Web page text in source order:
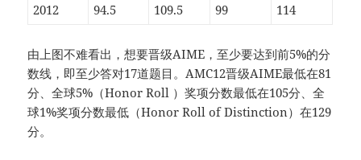
2012
94.5 109.5 99 114
由上图不难看出，想要晋级AIME，至少要达到前5%的分
数线，即至少答对17道题目。AMC12晋级AIME最低在81
分、全球5%（Honor Roll ）奖项分数最低在105分、全
球1%奖项分数最低（Honor Roll of Distinction）在129
分。